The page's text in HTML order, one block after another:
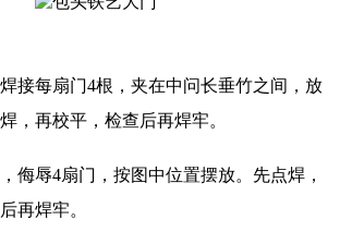
每扇门4根，夹在中问长垂竹之间，放
，再校平，检查后再焊牢。
辱4扇门，按图中位置摆放。先点焊，
再焊牢。